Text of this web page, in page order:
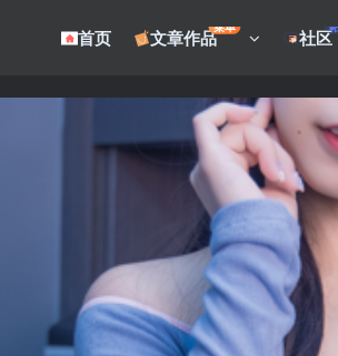
首页 文章作品菜单 社区